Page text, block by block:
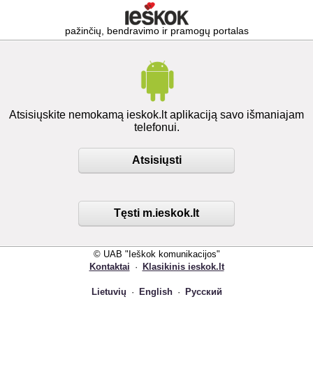
pažinčių, bendravimo ir pramogų portalas
Atsisiųskite nemokamą ieskok.lt aplikaciją savo išmaniajam
telefonui.
Atsisiųsti
Tęsti m.ieskok.lt
© UAB "Ieškok komunikacijos"
Kontaktai · Klasikinis ieskok.lt
Lietuvių · English · Русский